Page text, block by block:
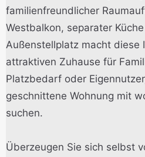
familienfreundlicher
Westbalkon, separater
Außenstellplatz macht diese
attraktiven Zuhause für
Platzbedarf oder
geschnittene Wohnung mit
suchen.
Überzeugen Sie sich selbst